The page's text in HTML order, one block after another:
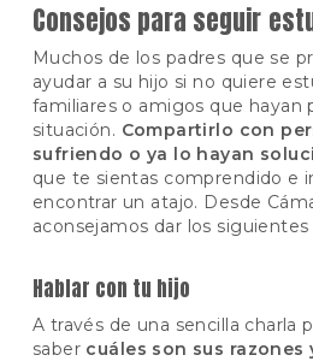
Consejos para seguir
Muchos de los padres que se
ayudar a su hijo si no quiere
familiares o amigos que hayan
situación. Compartirlo con
sufriendo o ya lo hayan
que te sientas comprendido e
encontrar un atajo. Desde
aconsejamos dar los siguientes
Hablar con tu hijo
A través de una sencilla charla
saber cuáles son sus